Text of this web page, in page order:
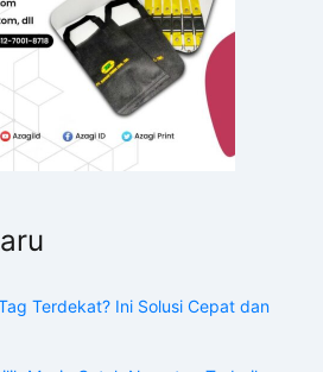
Terdekat? Ini Solusi Cepat dan